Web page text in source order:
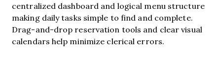
centralized dashboard and logical menu structure
making daily tasks simple to find and complete.
Drag-and-drop reservation tools and clear visual
calendars help minimize clerical errors.